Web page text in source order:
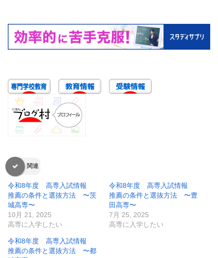
関連
令和8年度 高専入試情報
推薦の条件と選抜方法 〜茨
城高専〜
10月 21, 2025
高専に入学したい
令和8年度 高専入試情報
推薦の条件と選抜方法 〜豊
田高専〜
7月 25, 2025
高専に入学したい
令和8年度 高専入試情報
推薦の条件と選抜方法 〜都